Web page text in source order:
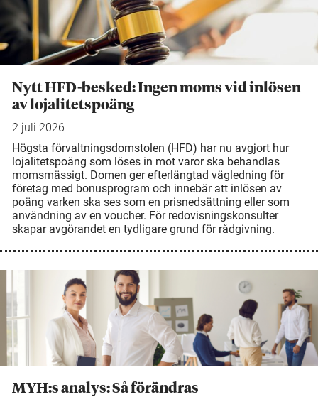
Nytt HFD-besked: Ingen moms vid inlösen
av lojalitetspoäng
2 juli 2026
Högsta förvaltningsdomstolen (HFD) har nu avgjort hur
lojalitetspoäng som löses in mot varor ska behandlas
momsmässigt. Domen ger efterlängtad vägledning för
företag med bonusprogram och innebär att inlösen av
poäng varken ska ses som en prisnedsättning eller som
användning av en voucher. För redovisningskonsulter
skapar avgörandet en tydligare grund för rådgivning.
MYH:s analys: Så förändras